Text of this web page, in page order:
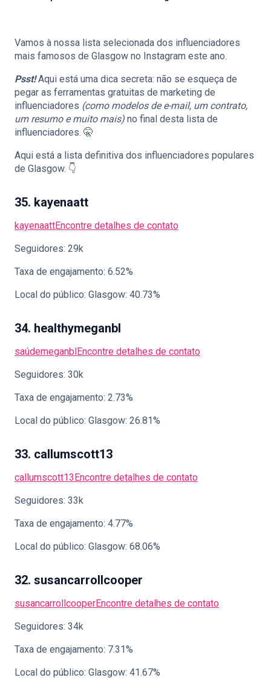
🇵🇹PT
Vamos à nossa lista selecionada dos influenciadores
mais famosos de Glasgow no Instagram este ano.
Psst!Aqui está uma dica secreta: não se esqueça de
pegar as ferramentas gratuitas de marketing de
influenciadores (como modelos de e-mail, um contrato,
um resumo e muito mais) no final desta lista de
influenciadores. 🤫
Aqui está a lista definitiva dos influenciadores populares
de Glasgow. 👇
35. kayenaatt
kayenaattEncontre detalhes de contato
Seguidores: 29k
Taxa de engajamento: 6.52%
Local do público: Glasgow: 40.73%
34. healthymeganbl
saúdemeganblEncontre detalhes de contato
Seguidores: 30k
Taxa de engajamento: 2.73%
Local do público: Glasgow: 26.81%
33. callumscott13
callumscott13Encontre detalhes de contato
Seguidores: 33k
Taxa de engajamento: 4.77%
Local do público: Glasgow: 68.06%
32. susancarrollcooper
susancarrollcooperEncontre detalhes de contato
Seguidores: 34k
Taxa de engajamento: 7.31%
Local do público: Glasgow: 41.67%